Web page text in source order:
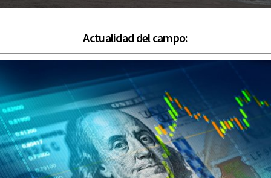
Actualidad del campo: